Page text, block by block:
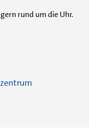
rund um die Uhr.